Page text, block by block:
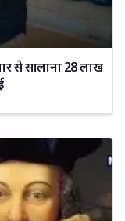
से सालाना 28 लाख